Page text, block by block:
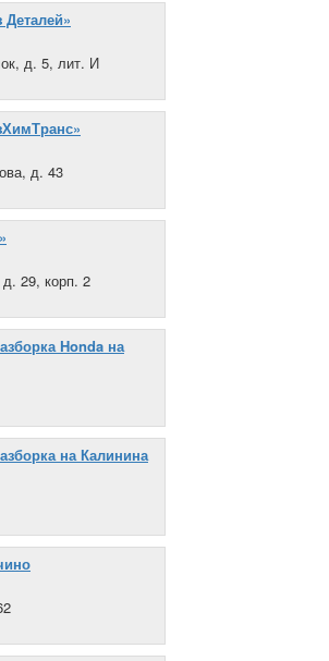
д. 5, лит. И
д. 43
29, корп. 2
Honda на
на Калинина